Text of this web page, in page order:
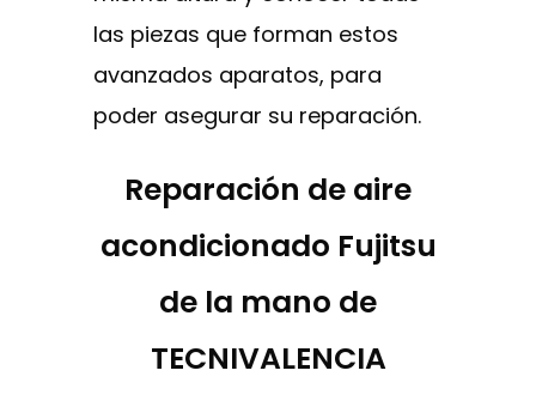
las piezas que forman estos
avanzados aparatos, para
poder asegurar su reparación.
Reparación de aire
acondicionado Fujitsu
de la mano de
TECNIVALENCIA